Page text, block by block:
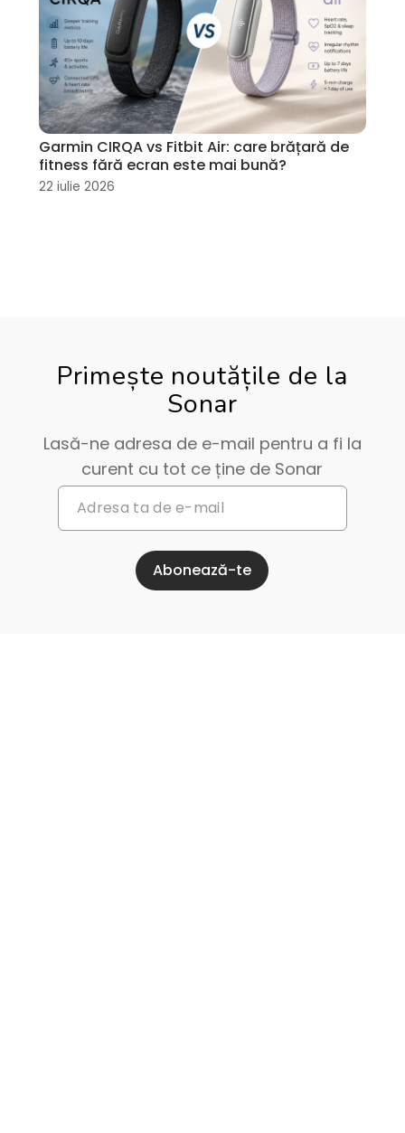
Garmin CIRQA vs Fitbit Air: care brățară de
fitness fără ecran este mai bună?
22 iulie 2026
Primește noutățile de la
Sonar
Lasă-ne adresa de e-mail pentru a fi la
curent cu tot ce ține de Sonar
Abonează-te